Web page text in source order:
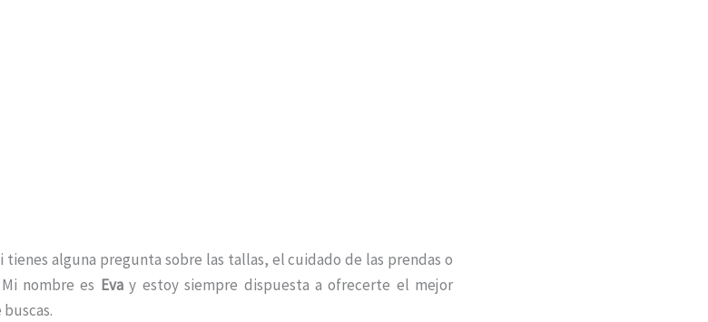
alguna pregunta sobre las tallas, el cuidado de las prendas o
nombre es Evay estoy siempre dispuesta a ofrecerte el mejor